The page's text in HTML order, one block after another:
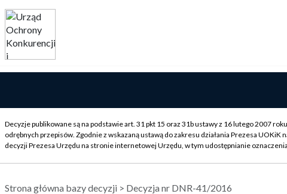
Decyzje publikowane są na podstawie art. 31 pkt 15 oraz 31b ustawy z 16 lutego 2007
odrębnych przepisów. Zgodnie z wskazaną ustawą do zakresu działania Prezesa
decyzji Prezesa Urzędu na stronie internetowej Urzędu, w tym udostępnianie
Strona główna bazy decyzji> Decyzja nr DNR-41/2016